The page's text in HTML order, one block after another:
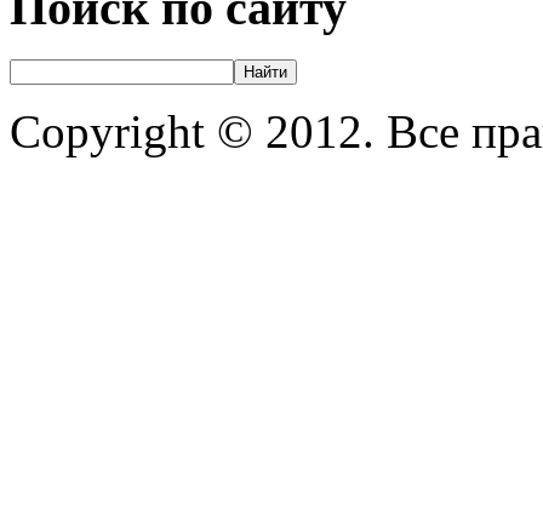
Copyright © 2012. Все